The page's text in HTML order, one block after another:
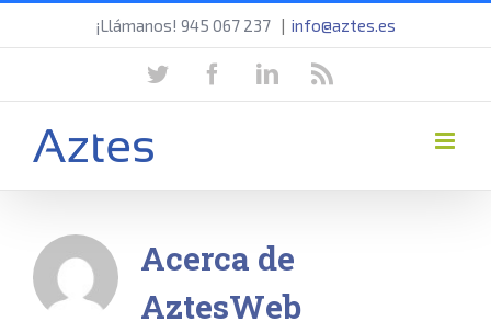
al
¡Llámanos! 945 067 237 | info@aztes.es
twitter facebooklinkedin
Acerca de
AztesWeb